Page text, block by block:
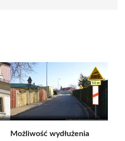
Możliwość wydłużenia